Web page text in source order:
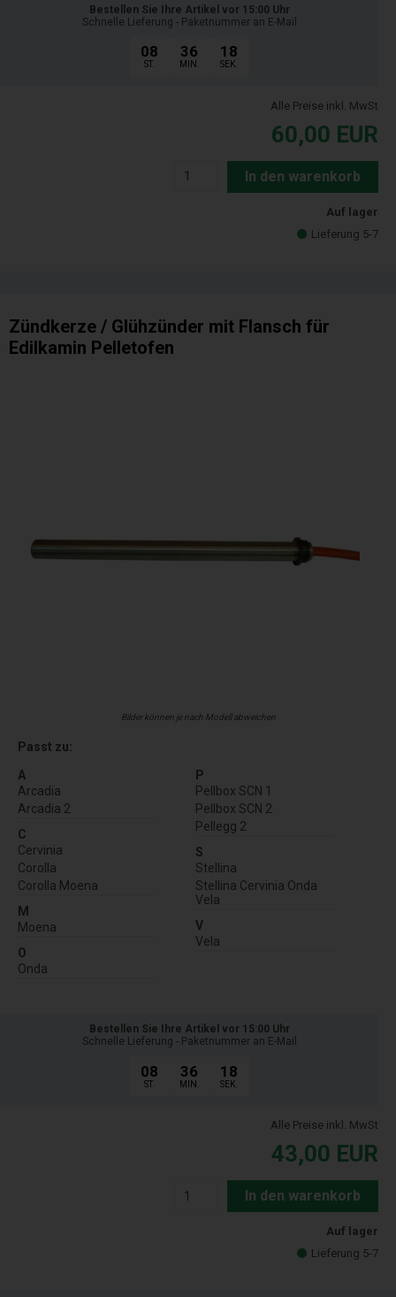
Bestellen Sie Ihre Artikel vor 15:00 Uhr
Schnelle Lieferung - Paketnummer an E-Mail
08
ST.
36
MIN.
17
SEK.
Alle Preise inkl. MwSt
60,00 EUR
In den warenkorb
Auf lager
Lieferung 5-7
Zündkerze / Glühzünder mit Flansch für
Edilkamin Pelletofen
Bilder können je nach Modell abweichen
Passt zu:
A
Arcadia
Arcadia 2
C
Cervinia
Corolla
Corolla Moena
M
Moena
O
Onda
P
Pellbox SCN 1
Pellbox SCN 2
Pellegg 2
S
Stellina
Stellina Cervinia Onda
Vela
V
Vela
Bestellen Sie Ihre Artikel vor 15:00 Uhr
Schnelle Lieferung - Paketnummer an E-Mail
08
ST.
36
MIN.
17
SEK.
Alle Preise inkl. MwSt
43,00 EUR
In den warenkorb
Auf lager
Lieferung 5-7